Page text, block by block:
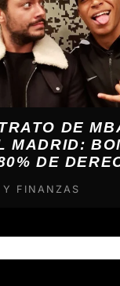
DE
MADRID:
DE
DEL
Y FINANZAS